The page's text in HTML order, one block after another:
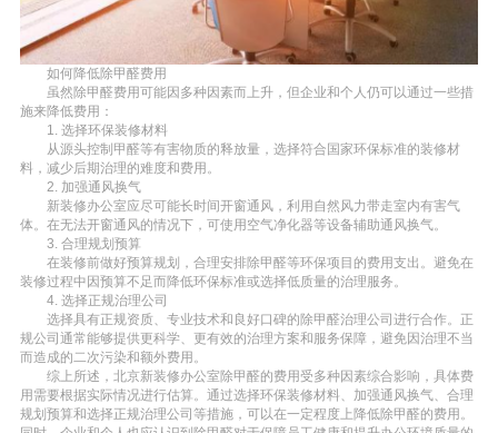
如何降低除甲醛费用
虽然除甲醛费用可能因多种因素而上升，但企业和个人仍可以通过一些措
施来降低费用：
1. 选择环保装修材料
从源头控制甲醛等有害物质的释放量，选择符合国家环保标准的装修材
料，减少后期治理的难度和费用。
2. 加强通风换气
新装修办公室应尽可能长时间开窗通风，利用自然风力带走室内有害气
体。在无法开窗通风的情况下，可使用空气净化器等设备辅助通风换气。
3. 合理规划预算
在装修前做好预算规划，合理安排除甲醛等环保项目的费用支出。避免在
装修过程中因预算不足而降低环保标准或选择低质量的治理服务。
4. 选择正规治理公司
选择具有正规资质、专业技术和良好口碑的除甲醛治理公司进行合作。正
规公司通常能够提供更科学、更有效的治理方案和服务保障，避免因治理不当
而造成的二次污染和额外费用。
综上所述，北京新装修办公室除甲醛的费用受多种因素综合影响，具体费
用需要根据实际情况进行估算。通过选择环保装修材料、加强通风换气、合理
规划预算和选择正规治理公司等措施，可以在一定程度上降低除甲醛的费用。